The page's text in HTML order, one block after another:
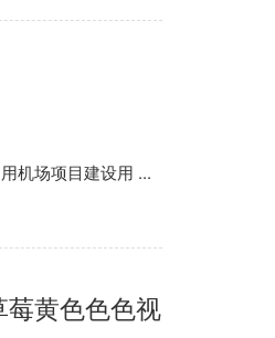
用机场项目建设用 ...
黄色色色视